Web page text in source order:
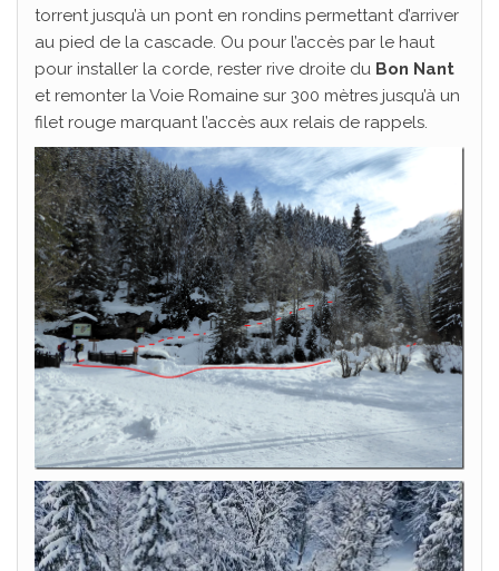
torrent jusqu’à un pont en rondins permettant d’arriver
au pied de la cascade. Ou pour l’accès par le haut
pour installer la corde, rester rive droite du Bon Nant
et remonter la Voie Romaine sur 300 mètres jusqu’à un
filet rouge marquant l’accès aux relais de rappels.